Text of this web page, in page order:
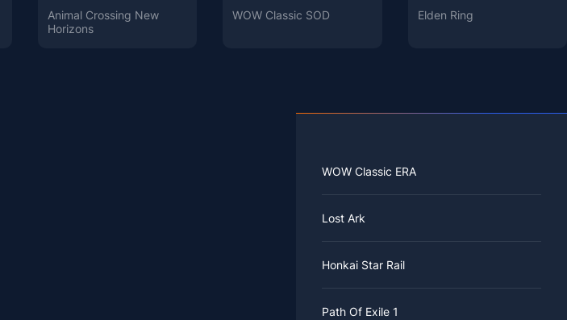
Animal Crossing New
Horizons
WOW Classic SOD Elden Ring
WOW Classic ERA
Lost Ark
Honkai Star Rail
Path Of Exile 1